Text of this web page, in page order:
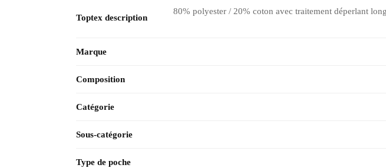
Toptex description
80% polyester / 20% coton avec traitement déperlant
Marque
Composition
Catégorie
Sous-catégorie
Type de poche